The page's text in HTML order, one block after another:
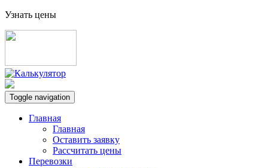
Узнать цены
Toggle navigation
Главная
Главная
Оставить заявку
Рассчитать цены
Перевозки